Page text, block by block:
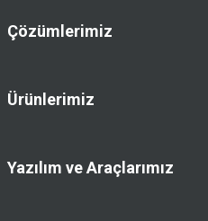
Çözümlerimiz
Çekmeceli Pano Çözümleri
Kontrol ve Kumanda
Ürünlerimiz
E-Kabin
Yazılım ve Araçlarımız